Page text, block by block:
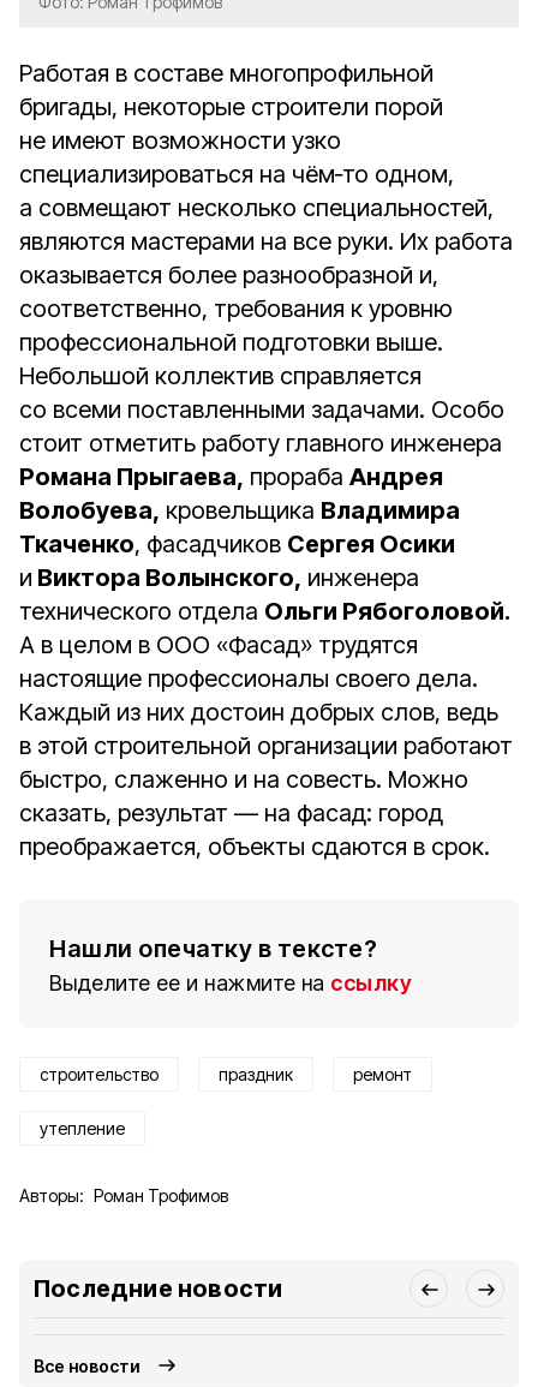
Работая в составе многопрофильной
бригады, некоторые строители порой
не имеют возможности узко
специализироваться на чём‑то одном,
а совмещают несколько специальностей,
являются мастерами на все руки. Их работа
оказывается более разнообразной и,
соответственно, требования к уровню
профессиональной подготовки выше.
Небольшой коллектив справляется
со всеми поставленными задачами. Особо
стоит отметить работу главного инженера
Романа Прыгаева, прораба Андрея
Волобуева, кровельщика Владимира
Ткаченко, фасадчиков Сергея Осики
и Виктора Волынского, инженера
технического отдела Ольги Рябоголовой.
А в целом в ООО «Фасад» трудятся
настоящие профессионалы своего дела.
Каждый из них достоин добрых слов, ведь
в этой строительной организации работают
быстро, слаженно и на совесть. Можно
сказать, результат — на фасад: город
преображается, объекты сдаются в срок.
Нашли опечатку в тексте?
Выделите ее и нажмите на ссылку
строительство праздник ремонт
утепление
Авторы: Роман Трофимов
Последние новости
Все новости